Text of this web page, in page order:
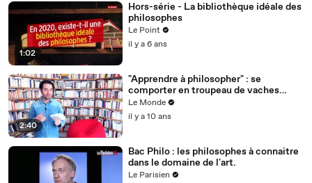
1:02
Hors-série - La bibliothèque idéale des
philosophes
Le Point
il y a 6 ans
2:40
"Apprendre à philosopher" : se
comporter en troupeau de vaches
permet-il de mieux vivre ?
Le Monde
il y a 10 ans
Bac Philo : les philosophes à connaitre
dans le domaine de l'art.
Le Parisien